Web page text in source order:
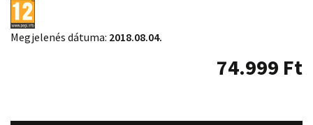
Megjelenés dátuma: 2018.08.04.
74.999 Ft